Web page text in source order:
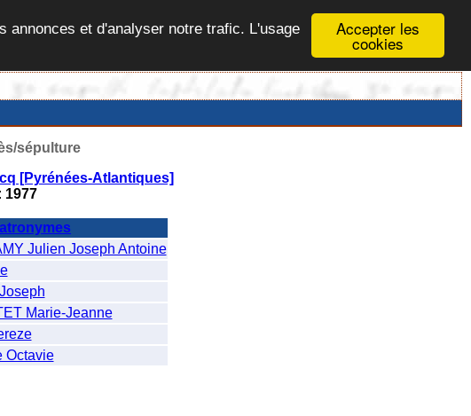
Accepter les
cookies
annonces et d'analyser notre trafic. L'usage
sépulture
[Pyrénées-Atlantiques]
1977
Julien Joseph Antoine
Marie-Jeanne
Octavie